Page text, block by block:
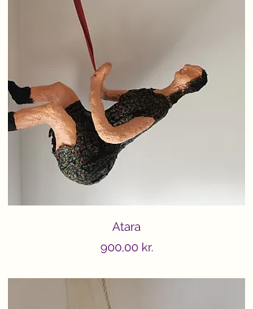
Atara
Price
900,00 kr.